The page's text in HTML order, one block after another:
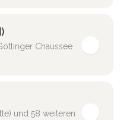
Chaussee
und 58 weiteren